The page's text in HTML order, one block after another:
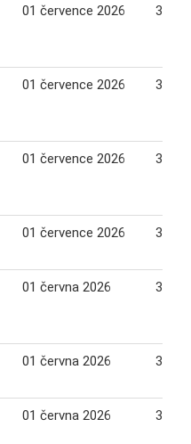
01 července 2026 31
01 července 2026 31
01 července 2026 31
01 července 2026 31
01 června 2026 30
01 června 2026 30
01 června 2026 30